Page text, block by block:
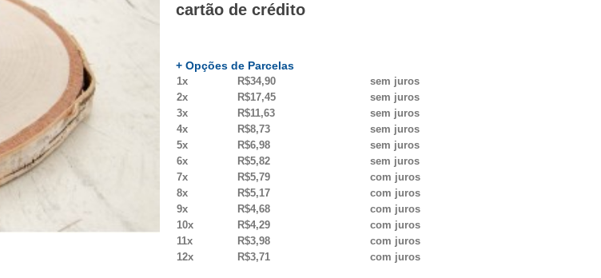
cartão de crédito
+ Opções de Parcelas
1x R$34,90
sem juros
2x
R$17,45
sem juros
3x
R$11,63
sem juros
4x
R$8,73
sem juros
5x
R$6,98
sem juros
6x
R$5,82
sem juros
7x
R$5,79
com juros
8x
R$5,17
com juros
9x
R$4,68
com juros
10x
R$4,29
com juros
11x
R$3,98
com juros
12x
R$3,71 com juros